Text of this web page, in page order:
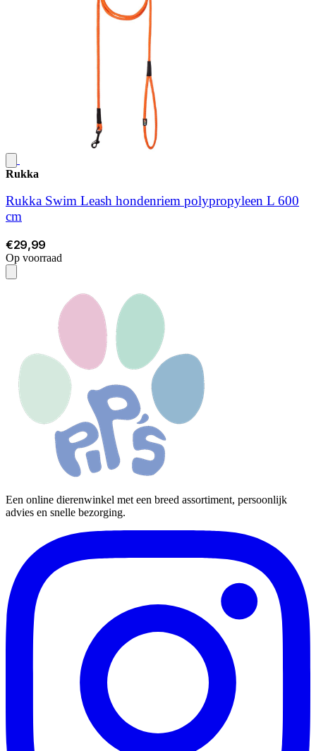
Rukka
Rukka Swim Leash hondenriem polypropyleen L 600
cm
€29,99
Op voorraad
Een online dierenwinkel met een breed assortiment, persoonlijk
advies en snelle bezorging.